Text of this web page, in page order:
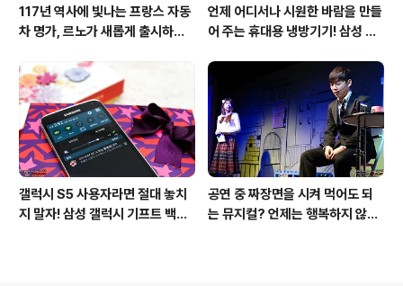
117년 역사에 빛나는 프랑스 자동
차 명가, 르노가 새롭게 출시하는
언제 어디서나 시원한 바람을 만들
어 주는 휴대용 냉방기기! 삼성 포
갤럭시 S5 사용자라면 절대 놓치
지 말자! 삼성 갤럭시 기프트 백배
공연 중 짜장면을 시켜 먹어도 되
는 뮤지컬? 언제는 행복하지 않은